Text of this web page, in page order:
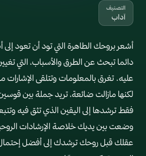
التصنيف
آداب
أشعر بروحك الطاهرة التي تود أن تعود إلى
دائما تبحث عن الطرق والأسباب، التي
عليه. تغرق بالمعلومات وتتلقى الإشارات
لكنها مازالت ضائعة، تريد جملة بين
فقط ترشدها إلى اليقين الذي تثق فيه
وضعت بين يديك خلاصة الإرشادات
عقلك قبل روحك ترشدك إلى أفضل